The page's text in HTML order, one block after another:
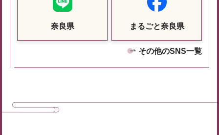
奈良県 まるごと奈良県
その他のSNS一覧